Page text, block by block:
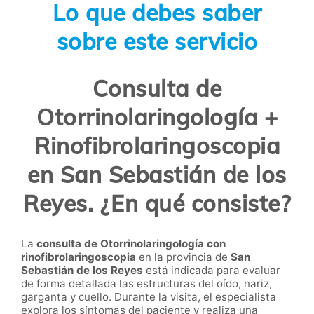
Lo que debes saber
sobre este servicio
Consulta de
Otorrinolaringología +
Rinofibrolaringoscopia
en San Sebastián de los
Reyes. ¿En qué consiste?
La consulta de Otorrinolaringología con
rinofibrolaringoscopia en la provincia de San
Sebastián de los Reyes está indicada para evaluar
de forma detallada las estructuras del oído, nariz,
garganta y cuello. Durante la visita, el especialista
explora los síntomas del paciente y realiza una